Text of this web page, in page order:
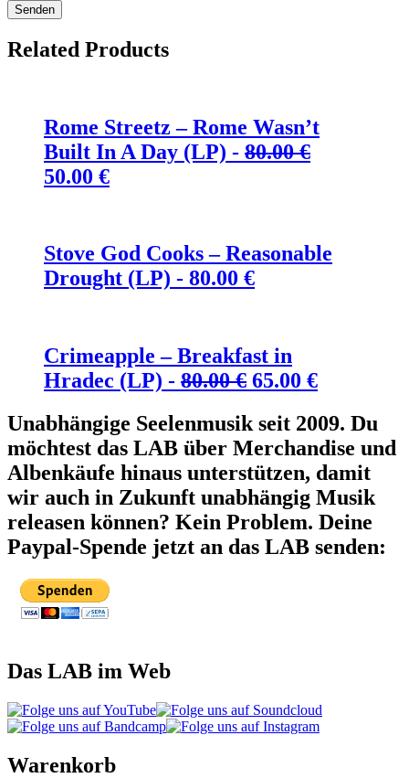
Related Products
Rome Streetz – Rome Wasn’t
Built In A Day (LP) - 80.00€
Ursprünglicher
80.00 €
50.00 €Aktueller
50.00 €.
Stove God Cooks – Reasonable
Drought (LP) - 80.00 €
Crimeapple – Breakfast in
Hradec (LP) - 80.00€ Ursprünglicher
war:
80.00 €
65.00 €Aktueller
ist:
65.00 €.
Unabhängige Seelenmusik seit 2009. Du
möchtest das LAB über Merchandise und
Albenkäufe hinaus unterstützen, damit
wir auch in Zukunft unabhängig Musik
releasen können? Kein Problem. Deine
Paypal-Spende jetzt an das LAB senden:
Das LAB im Web
Warenkorb